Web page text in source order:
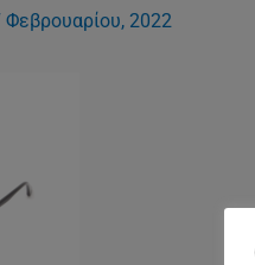
Φεβρουαρίου, 2022